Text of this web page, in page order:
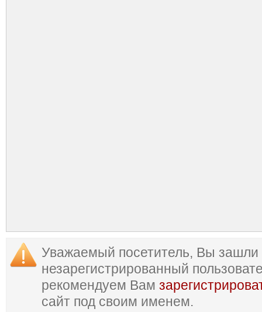
Уважаемый посетитель, Вы зашли
незарегистрированный
рекомендуем Вам
сайт под своим именем.